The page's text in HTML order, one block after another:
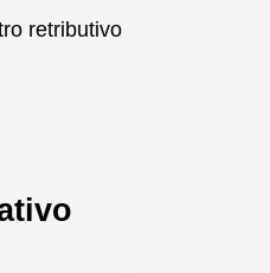
retributivo